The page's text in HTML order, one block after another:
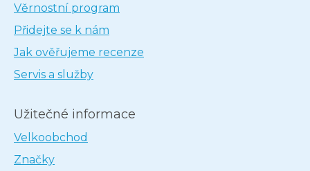
Věrnostní program
Přidejte se k nám
Jak ověřujeme recenze
Servis a služby
Užitečné informace
Velkoobchod
Značky